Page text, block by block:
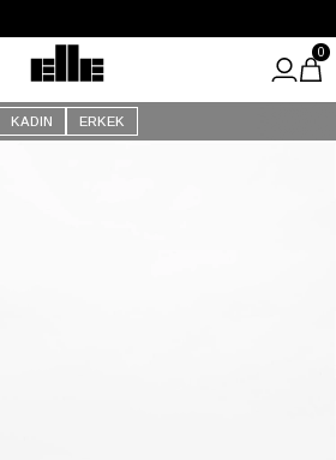
Kargo Ücretsiz!
KADIN ERKEK
0